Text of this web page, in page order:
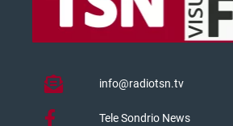
info@radiotsn.tv
Tele Sondrio News